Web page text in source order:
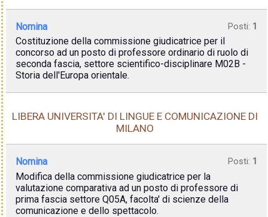
Nomina Posti: 1
Costituzione della commissione giudicatrice per il
concorso ad un posto di professore ordinario di ruolo di
seconda fascia, settore scientifico-disciplinare M02B -
Storia dell'Europa orientale.
LIBERA UNIVERSITA' DI LINGUE E COMUNICAZIONE DI
MILANO
Nomina Posti: 1
Modifica della commissione giudicatrice per la
valutazione comparativa ad un posto di professore di
prima fascia settore Q05A, facolta' di scienze della
comunicazione e dello spettacolo.